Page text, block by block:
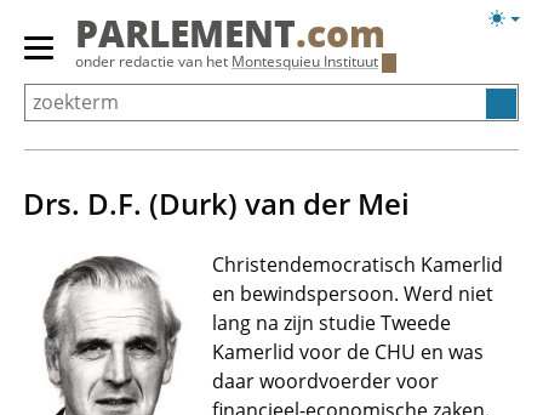
Overslaan
Primair
menu
tonen/verbergen
PARLEMENT.com
onder redactie van het Montesquieu Instituut
Drs. D.F. (Durk) van der Mei
Christendemocratisch Kamerlid
en bewindspersoon. Werd niet
lang na zijn studie Tweede
Kamerlid voor de CHU en was
daar woordvoerder voor